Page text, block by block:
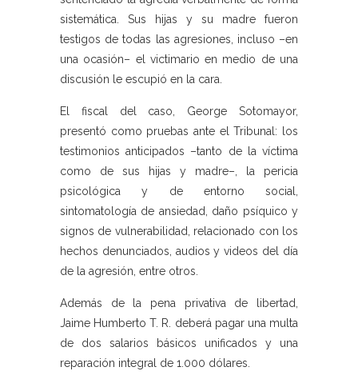
sistemática. Sus hijas y su madre fueron
testigos de todas las agresiones, incluso –en
una ocasión– el victimario en medio de una
discusión le escupió en la cara.
El fiscal del caso, George Sotomayor,
presentó como pruebas ante el Tribunal: los
testimonios anticipados –tanto de la víctima
como de sus hijas y madre–, la pericia
psicológica y de entorno social,
sintomatología de ansiedad, daño psíquico y
signos de vulnerabilidad, relacionado con los
hechos denunciados, audios y videos del día
de la agresión, entre otros.
Además de la pena privativa de libertad,
Jaime Humberto T. R. deberá pagar una multa
de dos salarios básicos unificados y una
reparación integral de 1.000 dólares.